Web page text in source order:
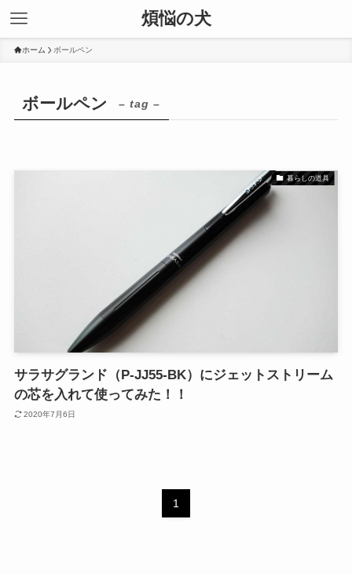
煩悩の犬
ホーム ボールペン
ボールペン – tag –
暮らしの道具
サラサグランド（P-JJ55-BK）にジェットストリーム
の芯を入れて使ってみた！！
2020年7月6日
1